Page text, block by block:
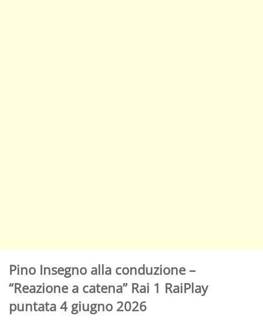
Pino Insegno alla conduzione –
“Reazione a catena” Rai 1 RaiPlay
puntata 4 giugno 2026